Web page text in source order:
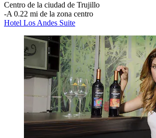
Centro de la ciudad de Trujillo
‐A 0.22 mi de la zona centro
Hotel Los Andes Suite